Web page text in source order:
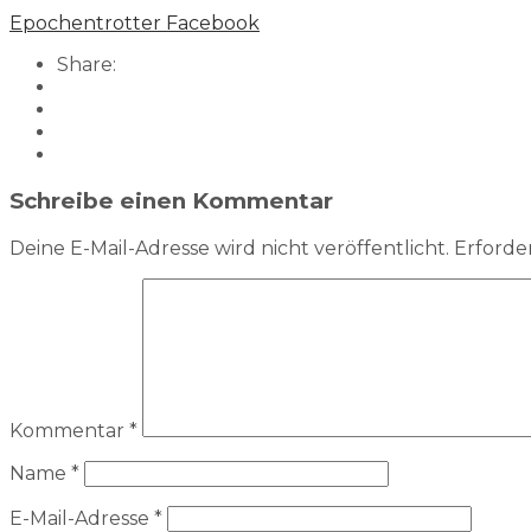
⁠⁠⁠⁠⁠⁠⁠⁠⁠⁠⁠⁠⁠⁠⁠⁠⁠⁠Epochentrotter Facebook⁠⁠⁠⁠⁠⁠⁠⁠⁠⁠⁠⁠⁠⁠
Share:
Schreibe einen Kommentar
Deine E-Mail-Adresse wird nicht veröffentlicht.
Kommentar *
Name *
E-Mail-Adresse *